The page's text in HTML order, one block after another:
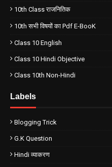
10th Class राजनितिक
10th सभी विषयों का Pdf E-BooK
Class 10 English
Class 10 Hindi Objective
Class 10th Non-Hindi
Labels
Blogging Trick
G.k Question
Hindi व्याकरण